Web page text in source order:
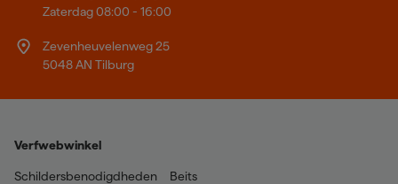
Zaterdag 08:00 - 16:00
Zevenheuvelenweg 25
5048 AN Tilburg
Verfwebwinkel
Schildersbenodigdheden
Beits